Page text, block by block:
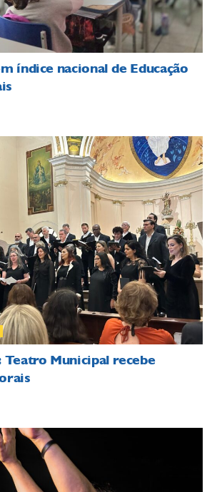
índice nacional de Educação
Teatro Municipal recebe